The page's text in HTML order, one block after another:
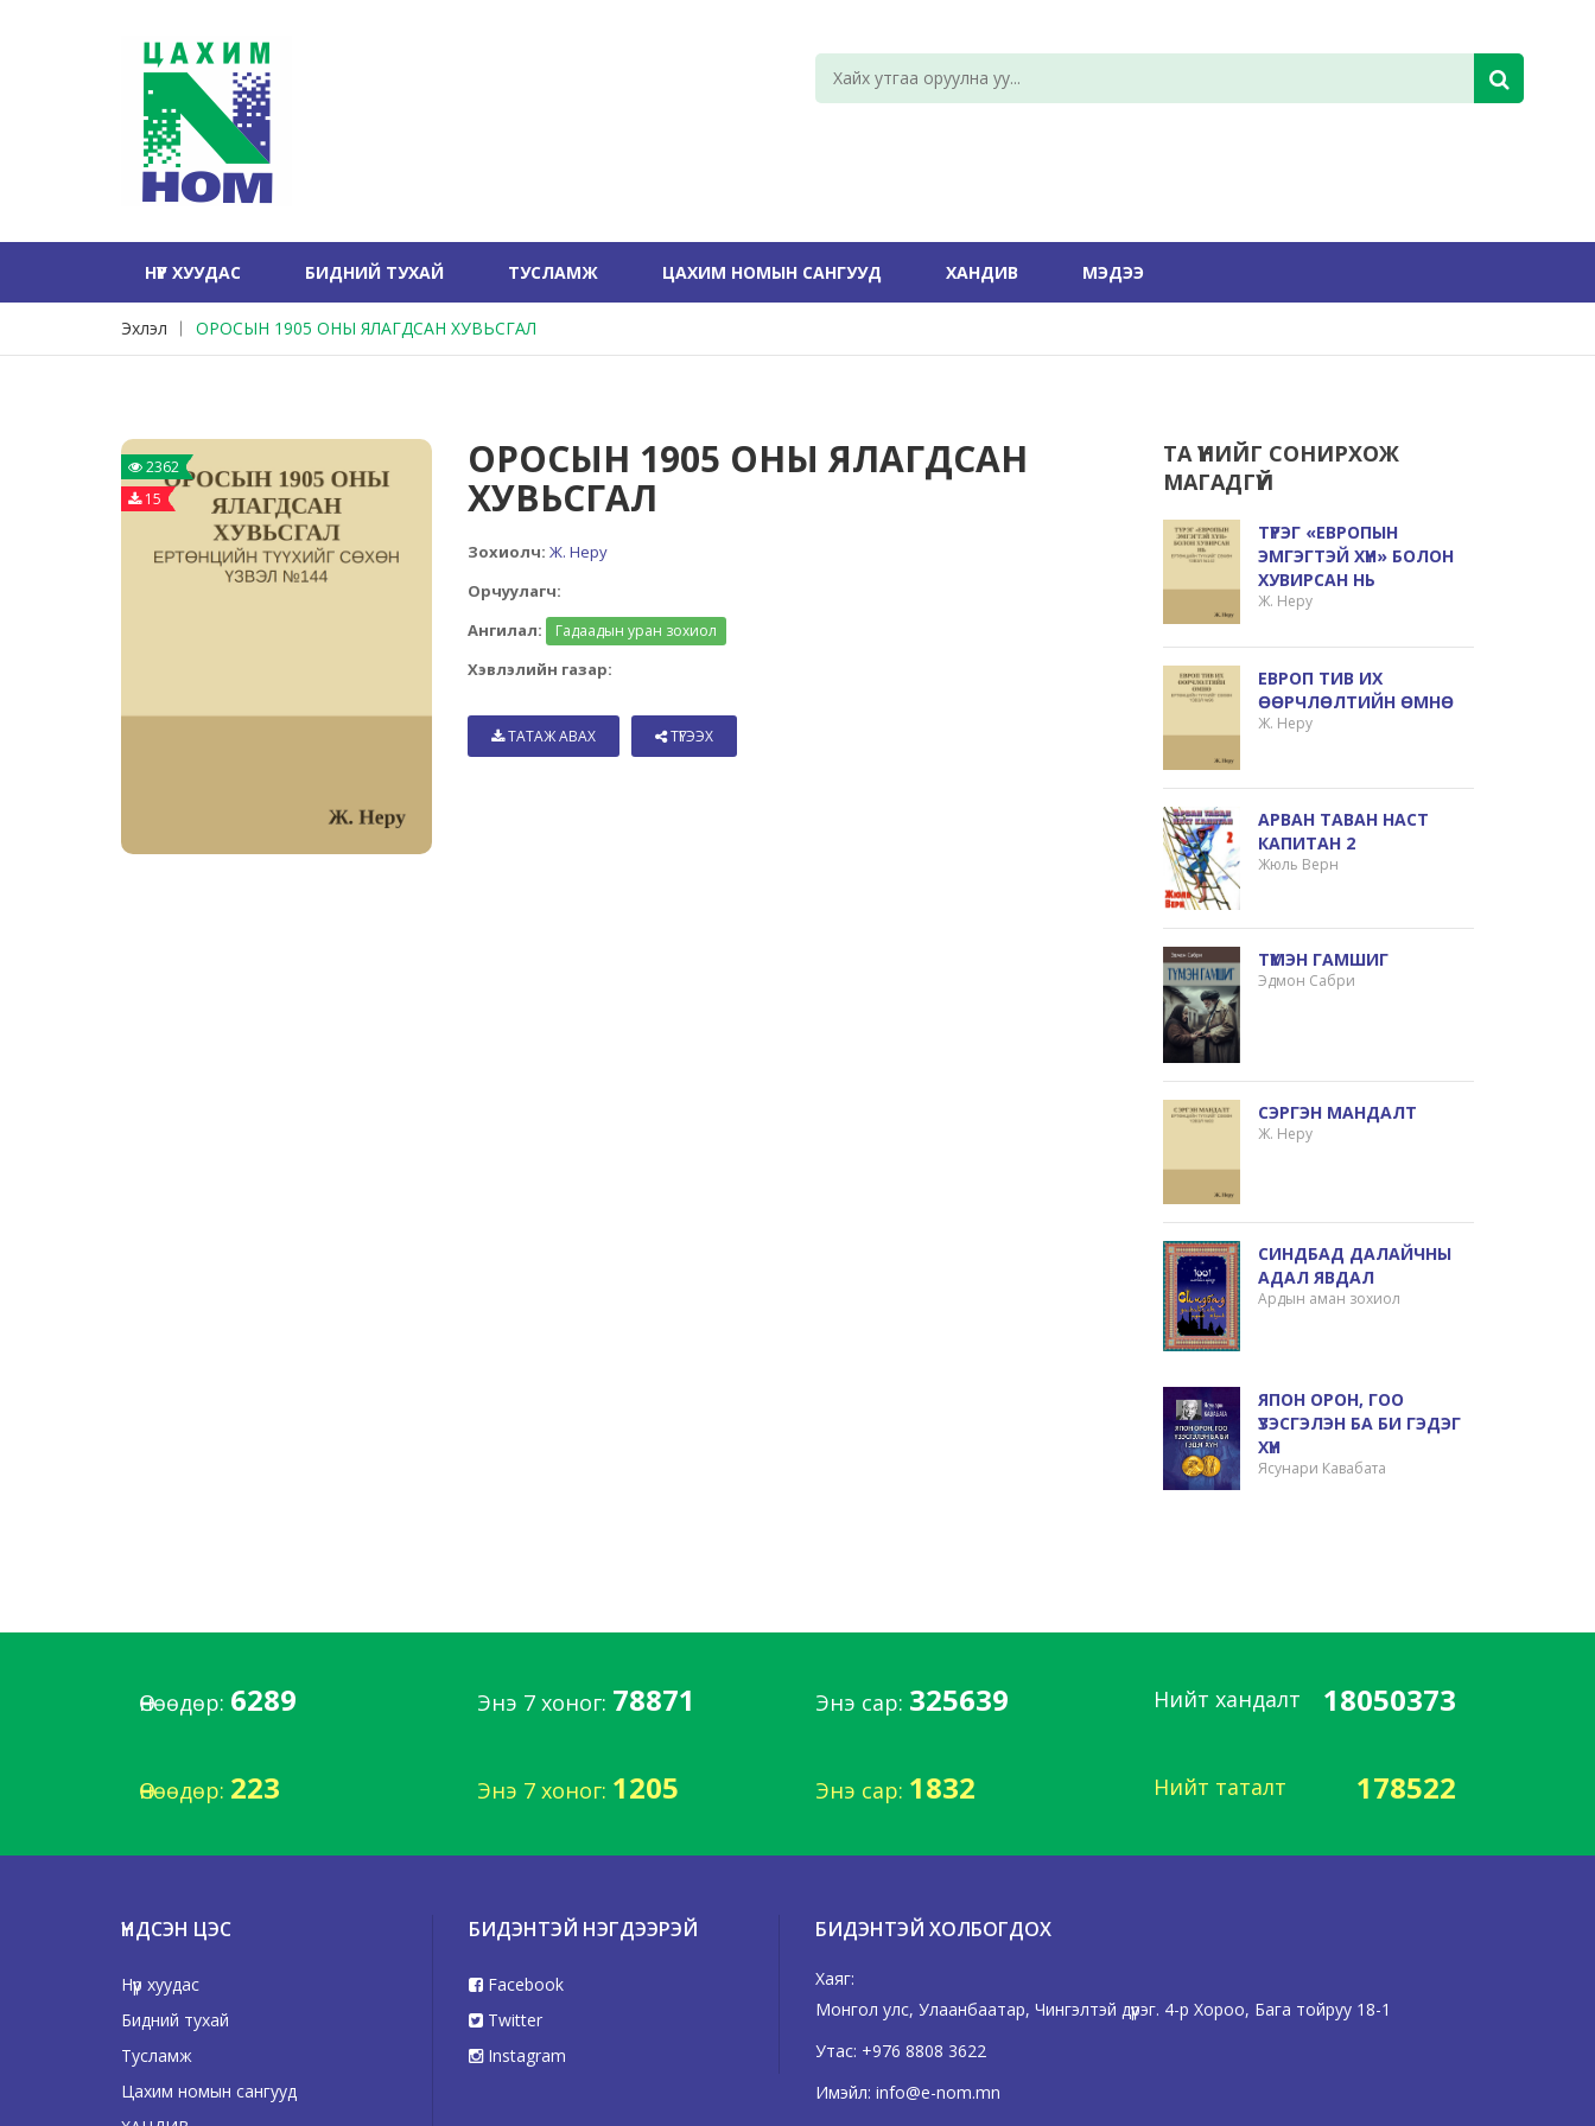
НҮҮР ХУУДАС БИДНИЙ ТУХАЙ ТУСЛАМЖ ЦАХИМ НОМЫН САНГУУД ХАНДИВ МЭДЭЭ
Эхлэл ОРОСЫН 1905 ОНЫ ЯЛАГДСАН ХУВЬСГАЛ
2362
15
ОРОСЫН 1905 ОНЫ ЯЛАГДСАН
ХУВЬСГАЛ
Зохиолч: Ж. Неру
Орчуулагч:
Ангилал:
Гадаадын уран зохиол
Хэвлэлийн газар:
ТАТАЖ АВАХ ТҮГЭЭХ
ТА ҮҮНИЙГ СОНИРХОЖ
МАГАДГҮЙ
ТҮРЭГ «ЕВРОПЫН
ЭМГЭГТЭЙ ХҮН» БОЛОН
ХУВИРСАН НЬ
Ж. Неру
ЕВРОП ТИВ ИХ
ӨӨРЧЛӨЛТИЙН ӨМНӨ
Ж. Неру
АРВАН ТАВАН НАСТ
КАПИТАН 2
Жюль Верн
ТҮМЭН ГАМШИГ
Эдмон Сабри
СЭРГЭН МАНДАЛТ
Ж. Неру
СИНДБАД ДАЛАЙЧНЫ
АДАЛ ЯВДАЛ
Ардын аман зохиол
ЯПОН ОРОН, ГОО
ҮЗЭСГЭЛЭН БА БИ ГЭДЭГ
ХҮН
Ясунари Кавабата
Өнөөдөр: 6289 Энэ 7 хоног: 78871 Энэ сар: 325639 Нийт хандалт 18050373
Өнөөдөр: 223 Энэ 7 хоног: 1205 Энэ сар: 1832 Нийт таталт 178522
ҮНДСЭН ЦЭС
Нүүр хуудас
Бидний тухай
Тусламж
Цахим номын сангууд
БИДЭНТЭЙ НЭГДЭЭРЭЙ
Facebook
Twitter
Instagram
БИДЭНТЭЙ ХОЛБОГДОХ
Хаяг:
Монгол улс, Улаанбаатар, Чингэлтэй дүүрэг. 4-р Хороо, Бага тойруу 18-1
Утас: +976 8808 3622
Имэйл: info@e-nom.mn